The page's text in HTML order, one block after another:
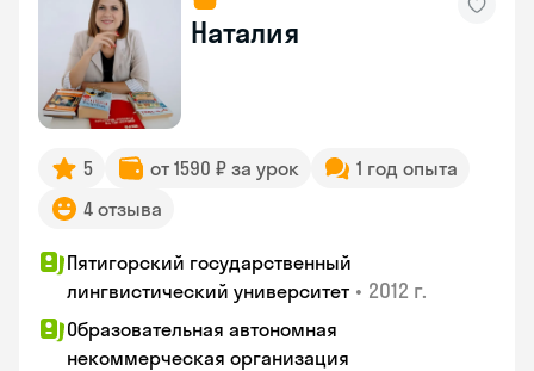
Наталия
5 от 1590 ₽ за урок
1 год опыта
4 отзыва
Пятигорский государственный
лингвистический университет • 2012 г.
Образовательная автономная
некоммерческая организация